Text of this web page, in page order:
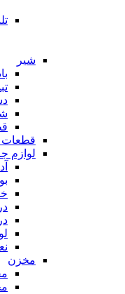
شیر
قطعات
لوازم
مخزن